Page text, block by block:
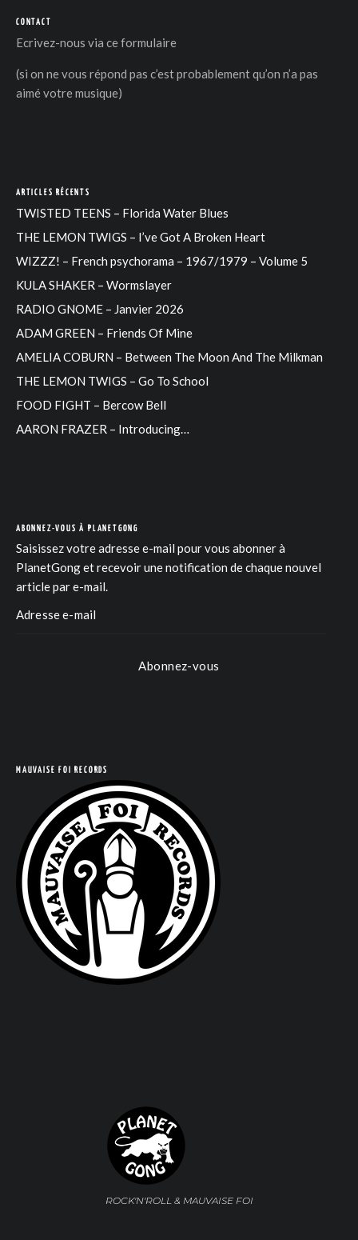
CONTACT
Ecrivez-nous via ce formulaire
(si on ne vous répond pas c’est probablement qu’on n’a pas
aimé votre musique)
ARTICLES RÉCENTS
TWISTED TEENS – Florida Water Blues
THE LEMON TWIGS – I’ve Got A Broken Heart
WIZZZ! – French psychorama – 1967/1979 – Volume 5
KULA SHAKER – Wormslayer
RADIO GNOME – Janvier 2026
ADAM GREEN – Friends Of Mine
AMELIA COBURN – Between The Moon And The Milkman
THE LEMON TWIGS – Go To School
FOOD FIGHT – Bercow Bell
AARON FRAZER – Introducing…
ABONNEZ-VOUS À PLANETGONG
Saisissez votre adresse e-mail pour vous abonner à
PlanetGong et recevoir une notification de chaque nouvel
article par e-mail.
Abonnez-vous
MAUVAISE FOI RECORDS
ROCK'N'ROLL & MAUVAISE FOI